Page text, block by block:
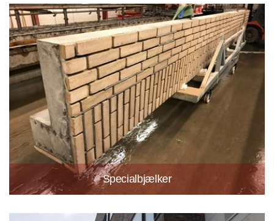
Specialbjælker